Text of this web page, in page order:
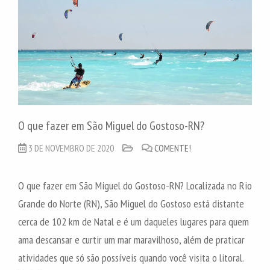
O que fazer em São Miguel do Gostoso-RN?
3 DE NOVEMBRO DE 2020 COMENTE!
O que fazer em São Miguel do Gostoso-RN? Localizada no Rio
Grande do Norte (RN), São Miguel do Gostoso está distante
cerca de 102 km de Natal e é um daqueles lugares para quem
ama descansar e curtir um mar maravilhoso, além de praticar
atividades que só são possíveis quando você visita o litoral.